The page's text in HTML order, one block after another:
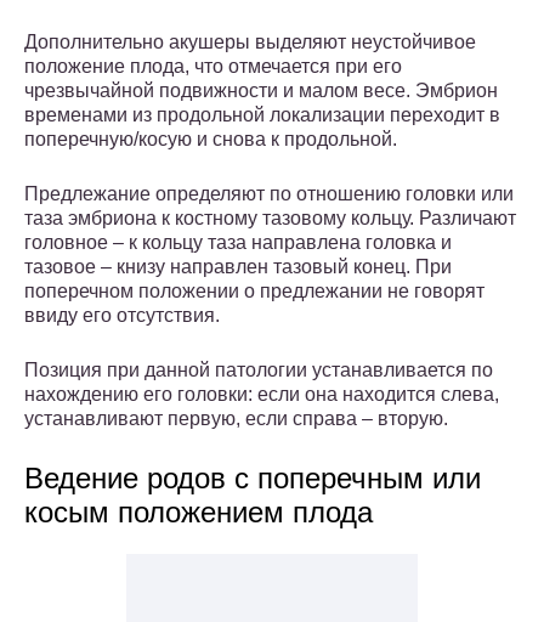
Дополнительно акушеры выделяют неустойчивое
положение плода, что отмечается при его
чрезвычайной подвижности и малом весе. Эмбрион
временами из продольной локализации переходит в
поперечную/косую и снова к продольной.
Предлежание определяют по отношению головки или
таза эмбриона к костному тазовому кольцу. Различают
головное – к кольцу таза направлена головка и
тазовое – книзу направлен тазовый конец. При
поперечном положении о предлежании не говорят
ввиду его отсутствия.
Позиция при данной патологии устанавливается по
нахождению его головки: если она находится слева,
устанавливают первую, если справа – вторую.
Ведение родов с поперечным или
косым положением плода